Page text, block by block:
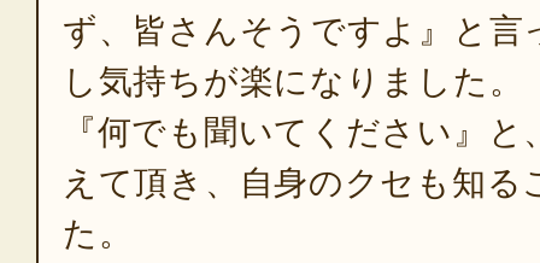
ず、皆さんそうですよ』と言
し気持ちが楽になりました。
『何でも聞いてください』
えて頂き、自身のクセも知る
た。